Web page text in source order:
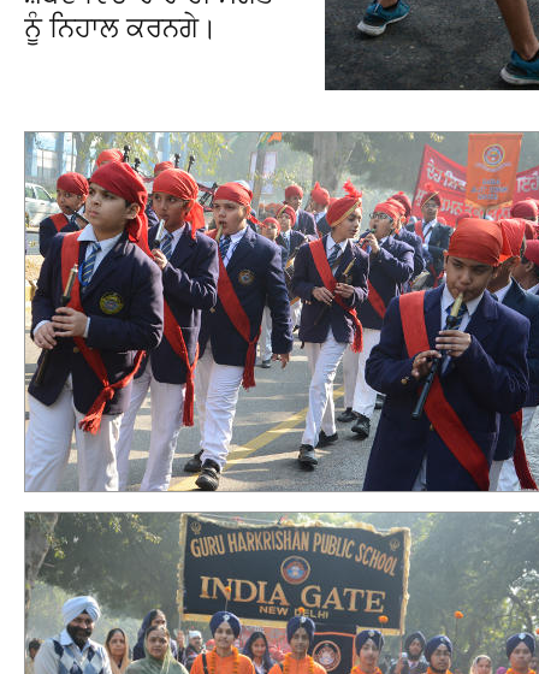
ਨੂੰ ਨਿਹਾਲ ਕਰਨਗੇ।